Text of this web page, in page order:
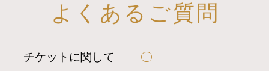
よくあるご質問
チケットに関して